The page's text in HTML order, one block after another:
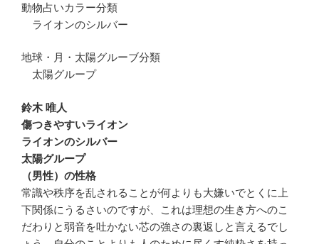
動物占いカラー分類
ライオンのシルバー
地球・月・太陽グルーブ分類
太陽グループ
鈴木 唯人
傷つきやすいライオン
ライオンのシルバー
太陽グループ
（男性）の性格
常識や秩序を乱されることが何よりも大嫌いでとくに上
下関係にうるさいのですが、これは理想の生き方へのこ
だわりと弱音を吐かない芯の強さの裏返しと言えるでし